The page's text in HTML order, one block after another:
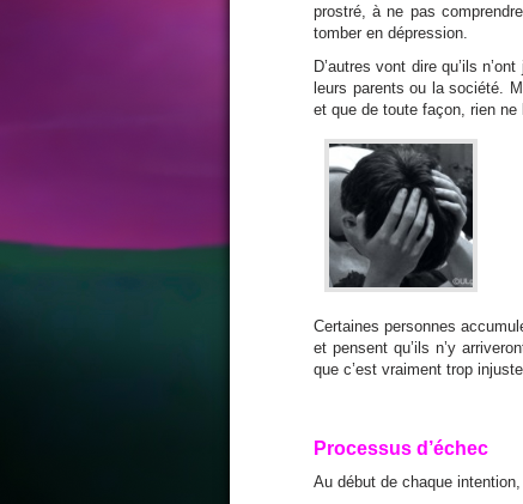
prostré, à ne pas
tomber en dépression.
D’autres vont dire qu’ils
leurs parents ou la société.
et que de toute façon, rien ne
Certaines personnes
et pensent qu’ils n’y
que c’est vraiment trop
Processus d’échec
Au début de chaque